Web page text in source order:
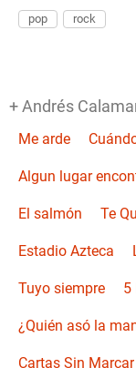
pop rock
+ Andrés
Me arde
Algun lugar
El salmón Te
Estadio Azteca
Tuyo siempre 5
¿Quién asó la
Cartas Sin Marcar